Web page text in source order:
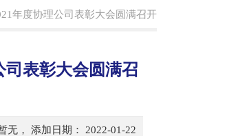
年度协理公司表彰大会圆满召开
表彰大会圆满召
无， 添加日期： 2022-01-22